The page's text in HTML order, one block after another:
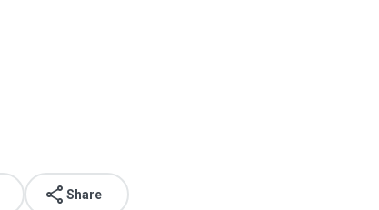
Share